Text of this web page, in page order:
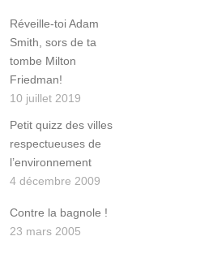
Réveille-toi Adam
Smith, sors de ta
tombe Milton
Friedman!
10 juillet 2019
Petit quizz des villes
respectueuses de
l’environnement
4 décembre 2009
Contre la bagnole !
23 mars 2005